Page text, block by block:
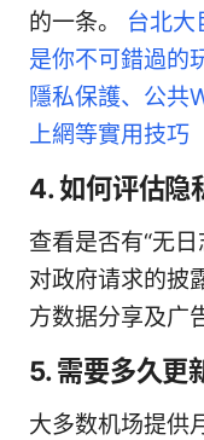
的一条。 台北大
是你不可錯過的
隱私保護、公共
上網等實用技巧
4. 如何评估隐
查看是否有“无
对政府请求的披
方数据分享及广
5. 需要多久更
大多数机场提供